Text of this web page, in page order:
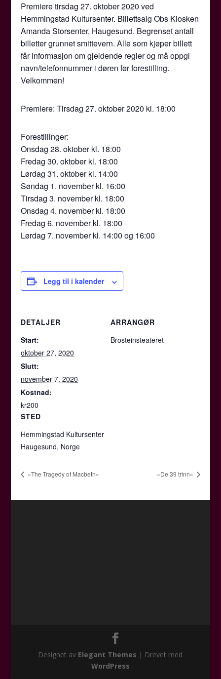
Premiere tirsdag 27. oktober 2020 ved
Hemmingstad Kultursenter. Billettsalg Obs Kiosken
Amanda Storsenter, Haugesund. Begrenset antall
billetter grunnet smittevern. Alle som kjøper billett
får informasjon om gjeldende regler og må oppgi
navn/telefonnummer i døren før forestilling.
Velkommen!
Premiere: Tirsdag 27. oktober 2020 kl. 18:00
Forestillinger:
Onsdag 28. oktober kl. 18:00
Fredag 30. oktober kl. 18:00
Lørdag 31. oktober kl. 14:00
Søndag 1. november kl. 16:00
Tirsdag 3. november kl. 18:00
Onsdag 4. november kl. 18:00
Fredag 6. november kl. 18:00
Lørdag 7. november kl. 14:00 og 16:00
Legg til i kalender
DETALJER
Start:
oktober 27, 2020
Slutt:
november 7, 2020
Kostnad:
kr200
STED
Hemmingstad Kultursenter
Haugesund, Norge
ARRANGØR
Brosteinsteateret
«The Tragedy of Macbeth» «De 39 trinn»
Designet av Elegant Themes | Drevet med
WordPress